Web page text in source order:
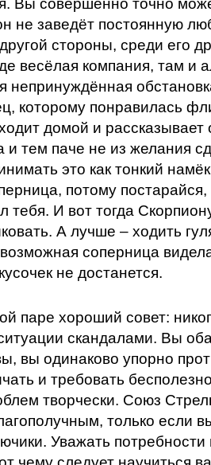
Вы совершенно точно
не заведёт постоянную
стороны, среди его
весёлая компания, там и
непринуждённая
которому понравилась
домой и
и тем паче не из желания
это как тонкий
потому
тебя. И вот тогда
А лучше – ходить
соперница
не достанется.
паре хороший совет:
скандалами. Вы
вы одинаково упорно
и требовать
творчески. Союз
только если
Уважать